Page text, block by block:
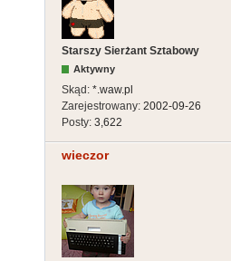
Starszy Sierżant Sztabowy
Aktywny
Skąd: *.waw.pl
Zarejestrowany: 2002-09-26
Posty: 3,622
wieczor